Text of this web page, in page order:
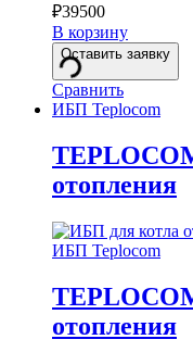
₽39500
В корзину
Оставить заявку
Сравнить
ИБП Teplocom
отопления
ИБП Teplocom
отопления